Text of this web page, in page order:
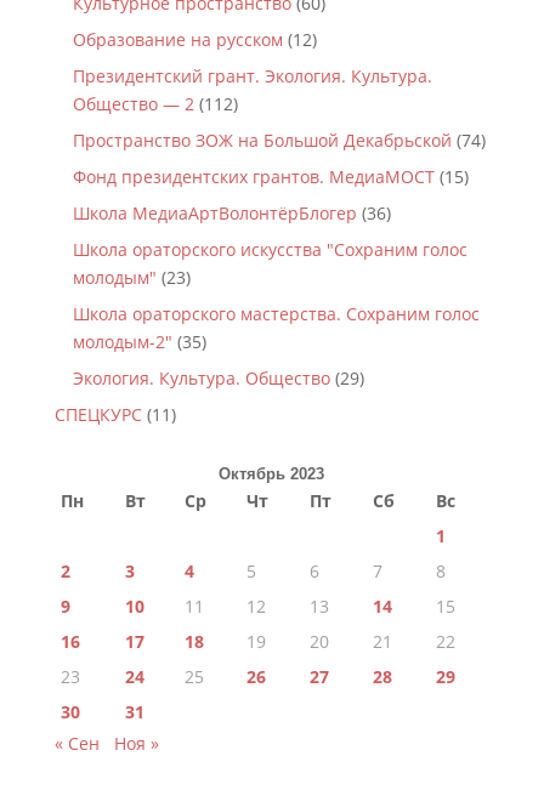
Образование на русском (12)
Президентский грант. Экология. Культура.
Общество — 2(112)
Пространство ЗОЖ на Большой Декабрьской (74)
Фонд президентских грантов. МедиаМОСТ(15)
Школа МедиаАртВолонтёрБлогер (36)
Школа ораторского искусства "Сохраним голос
молодым" (23)
Школа ораторского мастерства. Сохраним голос
молодым-2" (35)
Экология. Культура. Общество(29)
СПЕЦКУРС(11)
Октябрь 2023
Пн Вт Ср Чт Пт Сб
Вс
1
2
3 4 5 6 7
8
9
10 11 12 13 14
15
16
17 18 19 20 21
22
23
24 25 26 27 28
29
30
31
« Сен
Ноя »